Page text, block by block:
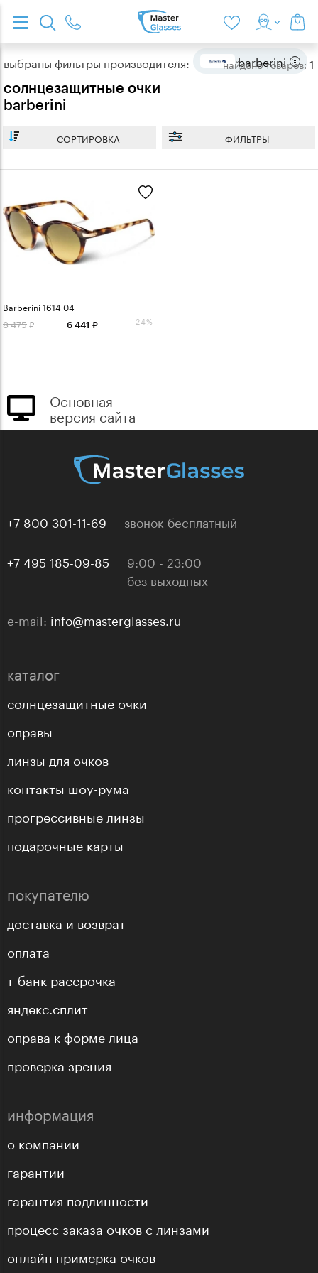
выбраны фильтры производителя: barberini
солнцезащитные очки
barberini
найденотоваров: 1
СОРТИРОВКА ФИЛЬТРЫ
Barberini 1614 04
8 475 6 441 -24%
Основная
версия сайта
+7 800 301-11-69 звонок бесплатный
+7 495 185-09-85
9:00 - 23:00
без выходных
e-mail: info@masterglasses.ru
каталог
солнцезащитные очки
оправы
линзы для очков
контакты шоу-рума
прогрессивные линзы
подарочные карты
покупателю
доставка и возврат
оплата
т-банк рассрочка
яндекс.сплит
оправа к форме лица
проверка зрения
информация
о компании
гарантии
гарантия подлинности
процесс заказа очков с линзами
онлайн примерка очков